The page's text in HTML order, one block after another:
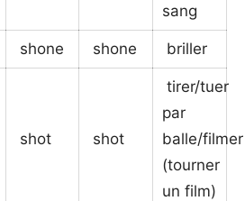
sang
shone shone briller
shot shot
tirer/tuer
par
balle/filmer
(tourner
un film)